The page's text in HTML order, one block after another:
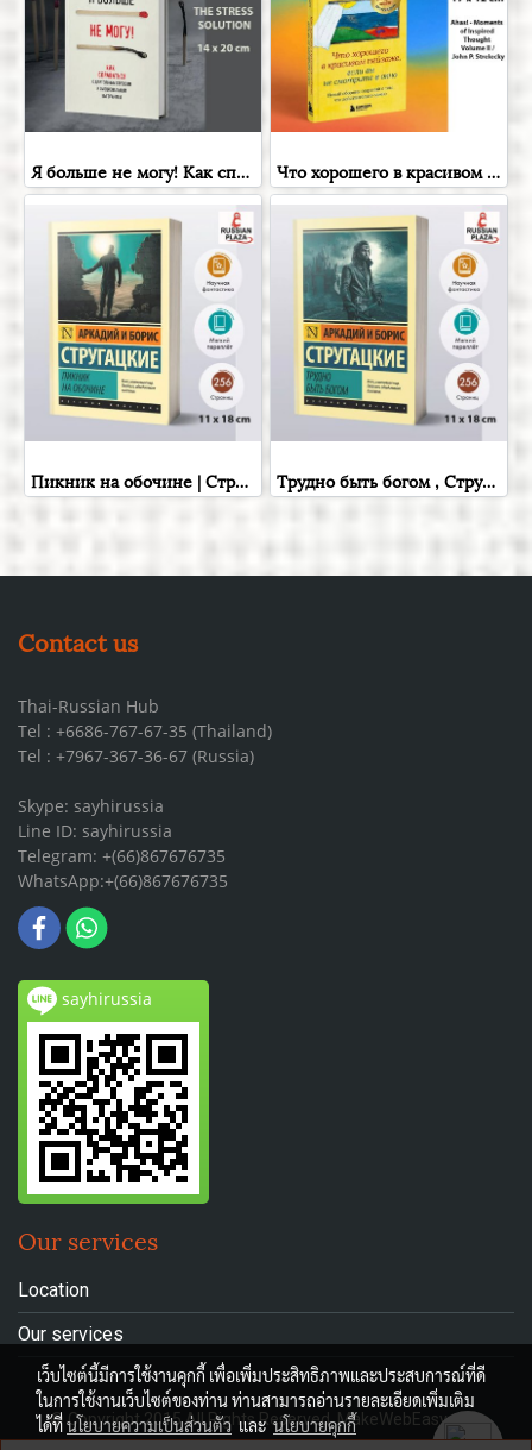
Я больше не могу! Как справиться с длительным стрессом и эмоциональным выгоранием | Чаттерджи Ранган , Бомбора , Книга на русском языке , Russian Plaza Что хорошего в красивом пейзаже, если вы не смотрите в окно.( Ahas! - Moments of Inspired Thought Volume II / John P. Strelecky ) Новый сборник озарений о том, что действительно важно , Russian Plaza
Пикник на обочине | Стругацкий Аркадий Натанович, Стругацкий Борис Натанович , Russian Books , Russian Plaza Трудно быть богом , Стругацкий Аркадий Натанович; Стругацкий Борис Натанович , Фантастика и фэнтези для взрослых , Russian Plaza , Books in Russian
Contact us
Thai-Russian Hub
Tel : +6686-767-67-35 (Thailand)
Tel : +7967-367-36-67 (Russia)
Skype: sayhirussia
Line ID: sayhirussia
Telegram: +(66)867676735
WhatsApp:+(66)867676735
sayhirussia
Our services
Location
Our services
© Copyright 2015 All Rights Reserved. MakeWebEasy.com
เว็บไซต์นี้มีการใช้งานคุกกี้ เพื่อเพิ่มประสิทธิภาพและประสบการณ์ที่ดี
ในการใช้งานเว็บไซต์ของท่าน ท่านสามารถอ่านรายละเอียดเพิ่มเติม
ได้ที่นโยบายความเป็นส่วนตัวและนโยบายคุกกี้